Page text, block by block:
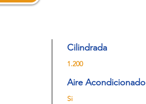
Cilindrada
1.200
Aire Acondicionado
Si